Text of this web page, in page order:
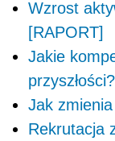
Wzrost
[RAPORT]
Jakie
przyszłości?
Jak
Rekrutacja